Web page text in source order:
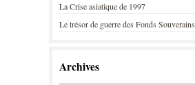
La Crise asiatique de 1997
Le trésor de guerre des Fonds Souverains
Archives